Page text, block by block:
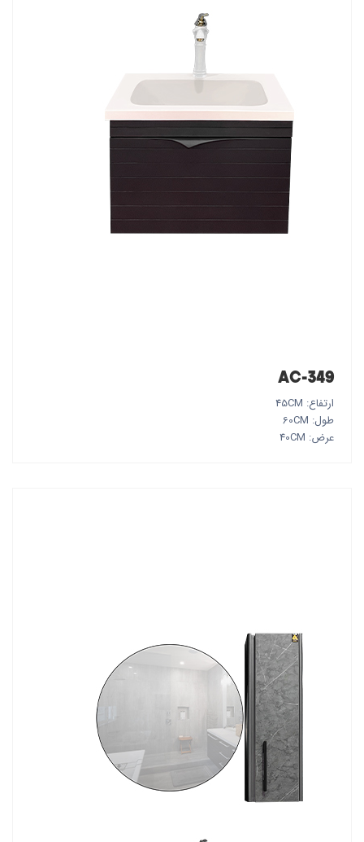
AC-349
ارتفاع: 45CM
طول: 60CM
عرض: 40CM